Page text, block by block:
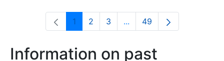
Page
1 Page
2 Page
3 ...Intermediate Pages Use
Page
49
Information on past